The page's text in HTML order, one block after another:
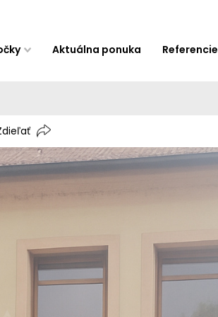
Aktuálna ponuka Referencie